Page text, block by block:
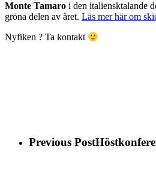
Monte Tamaro i den italiensktalande
gröna delen av året. Läs mer här om
Nyfiken ? Ta kontakt
Previous Post